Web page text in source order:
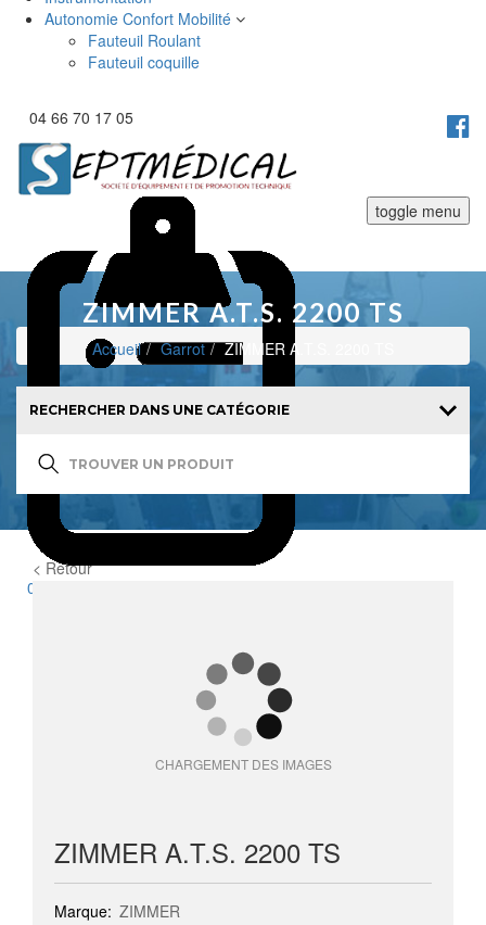
Autonomie Confort Mobilité
Fauteuil Roulant
Fauteuil coquille
04 66 70 17 05
toggle menu
0
ZIMMER A.T.S. 2200 TS
Accueil Garrot ZIMMER A.T.S. 2200 TS
< Retour
CHARGEMENT DES IMAGES
ZIMMER A.T.S. 2200 TS
Marque: ZIMMER